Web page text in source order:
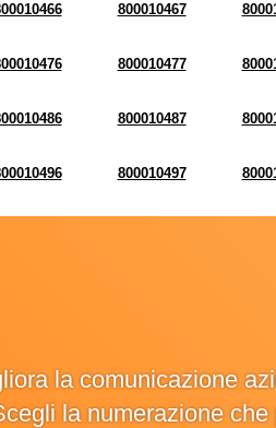
800010467
800010477
800010487
800010497
la comunicazione
la numerazione